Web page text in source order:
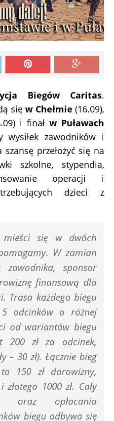
Biegów Caritas.
się w Chełmie (16.09),
i finał w Puławach
wysiłek zawodników i
przełożyć się na
szkolne, stypendia,
operacji i
dzieci z
mieści się w dwóch
W zamian
zawodnika, sponsor
finansową dla
Trasa każdego biegu
odcinków o różnej
od wariantów biegu
200 zł za odcinek,
– 30 zł). Łącznie bieg
150 zł darowizny,
1000 zł. Cały
oraz opłacania
biegu odbywa się